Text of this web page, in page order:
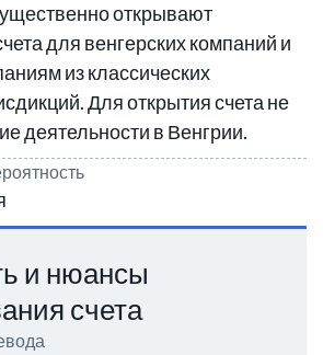
открывают
для венгерских компаний и
из классических
Для открытия счета не
деятельности в Венгрии.
и нюансы
счета